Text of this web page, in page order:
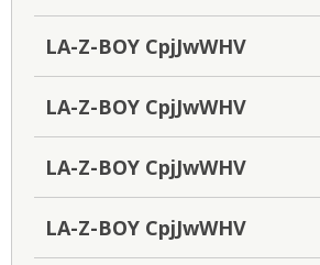
LA-Z-BOY CpjJwWHV
LA-Z-BOY CpjJwWHV
LA-Z-BOY CpjJwWHV
LA-Z-BOY CpjJwWHV